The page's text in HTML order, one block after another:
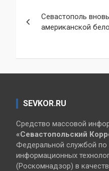
по
Севастополь
американской
SEVKOR.RU
Средство массовой
«Севастопольский
Федеральной службой по
информационных
(Роскомнадзор) в